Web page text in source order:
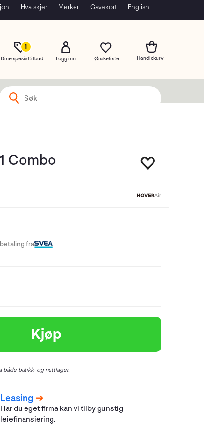
Hva skjer Merker Gavekort English
1
Dine spesialtilbud Logg inn
Combo
fra
Kjøp
både butikk- og nettlager.
Leasing
Har du eget firma kan vi tilby gunstig
leiefinansiering.